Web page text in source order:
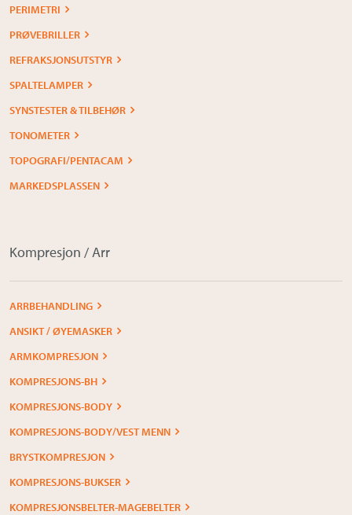
PERIMETRI
PRØVEBRILLER
REFRAKSJONSUTSTYR
SPALTELAMPER
SYNSTESTER & TILBEHØR
TONOMETER
TOPOGRAFI/PENTACAM
MARKEDSPLASSEN
Kompresjon / Arr
ARRBEHANDLING
ANSIKT / ØYEMASKER
ARMKOMPRESJON
KOMPRESJONS-BH
KOMPRESJONS-BODY
KOMPRESJONS-BODY/VEST MENN
BRYSTKOMPRESJON
KOMPRESJONS-BUKSER
KOMPRESJONSBELTER-MAGEBELTER